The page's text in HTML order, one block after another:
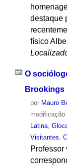
destaque
físico
O
Brookings
por Mauro
modificação
Latina,
Visitantes,
Professor